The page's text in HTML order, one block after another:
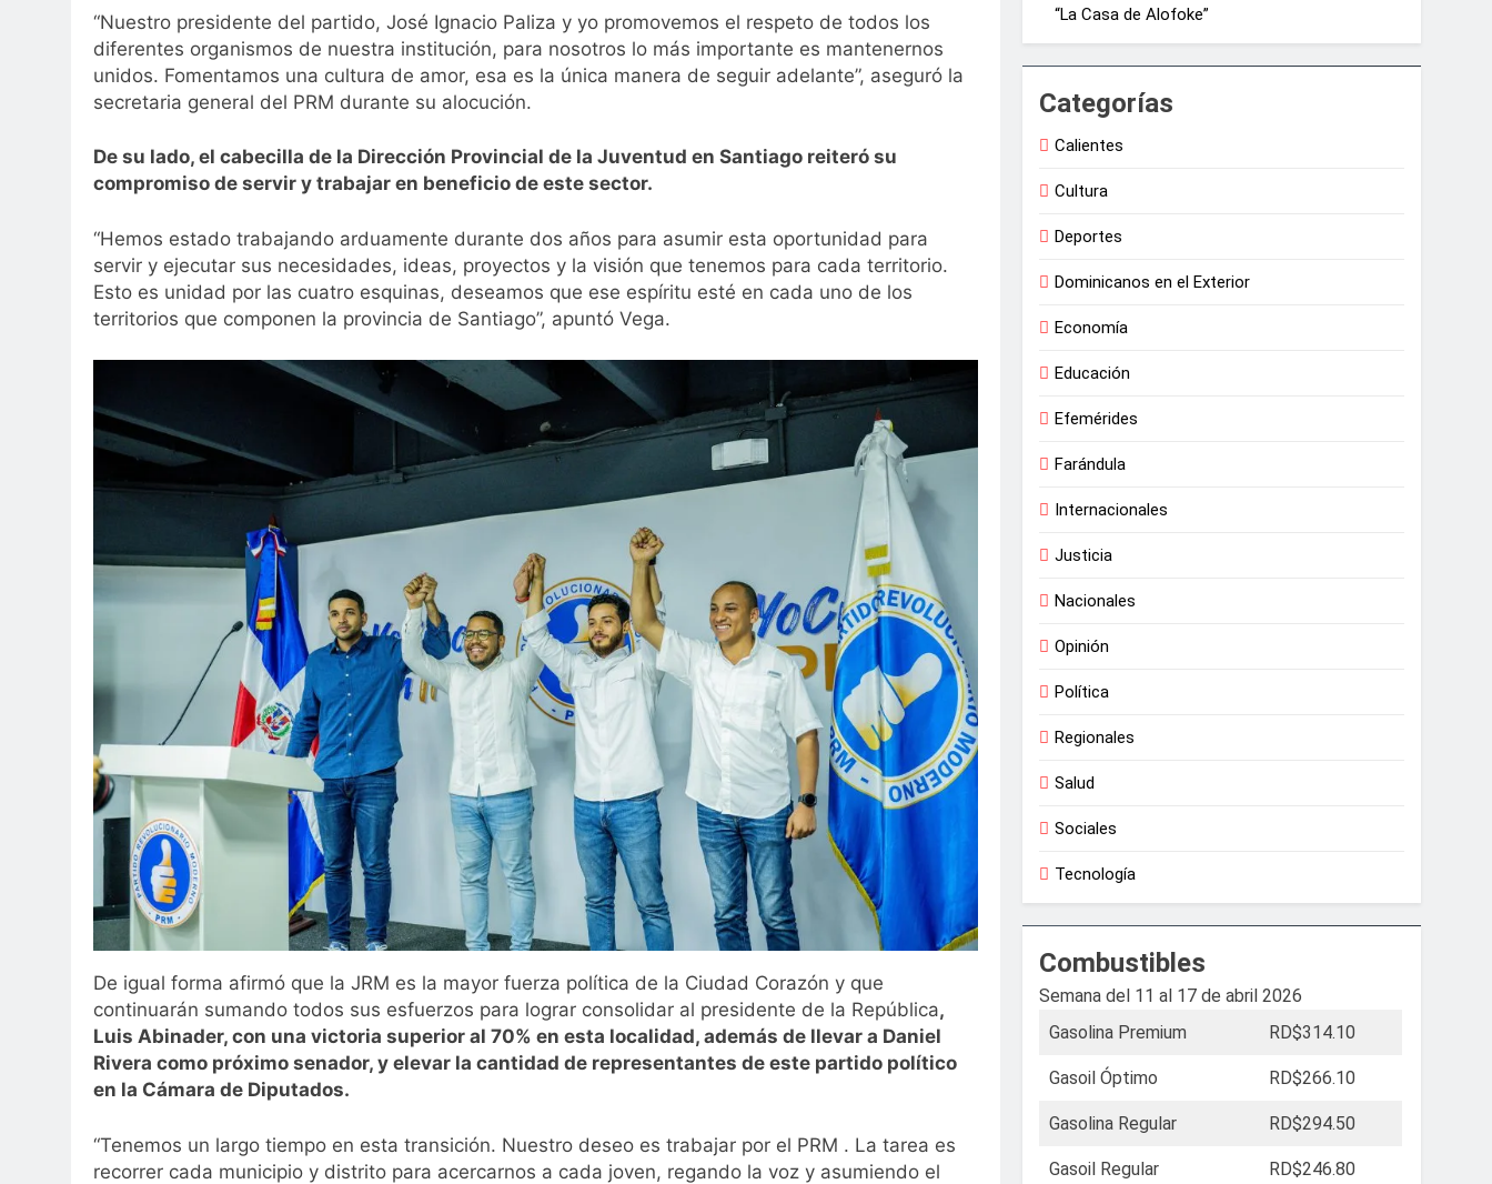
“Nuestro presidente del partido, José Ignacio Paliza y yo promovemos el respeto de todos los
diferentes organismos de nuestra institución, para nosotros lo más importante es mantenernos
unidos. Fomentamos una cultura de amor, esa es la única manera de seguir adelante”, aseguró la
secretaria general del PRM durante su alocución.
De su lado, el cabecilla de la Dirección Provincial de la Juventud en Santiago reiteró su
compromiso de servir y trabajar en beneficio de este sector.
“Hemos estado trabajando arduamente durante dos años para asumir esta oportunidad para
servir y ejecutar sus necesidades, ideas, proyectos y la visión que tenemos para cada territorio.
Esto es unidad por las cuatro esquinas, deseamos que ese espíritu esté en cada uno de los
territorios que componen la provincia de Santiago”, apuntó Vega.
De igual forma afirmó que la JRM es la mayor fuerza política de la Ciudad Corazón y que
continuarán sumando todos sus esfuerzos para lograr consolidar al presidente de la República,
Luis Abinader, con una victoria superior al 70% en esta localidad, además de llevar a Daniel
Rivera como próximo senador, y elevar la cantidad de representantes de este partido político
en la Cámara de Diputados.
“Tenemos un largo tiempo en esta transición. Nuestro deseo es trabajar por el PRM . La tarea es
recorrer cada municipio y distrito para acercarnos a cada joven, regando la voz y asumiendo el
“La Casa de Alofoke”
Categorías
Calientes
Cultura
Deportes
Dominicanos en el Exterior
Economía
Educación
Efemérides
Farándula
Internacionales
Justicia
Nacionales
Opinión
Política
Regionales
Salud
Sociales
Tecnología
Combustibles
Semana del 11 al 17 de abril 2026
Gasolina Premium
RD$314.10
Gasoil Óptimo RD$266.10
Gasolina Regular RD$294.50
Gasoil Regular RD$246.80